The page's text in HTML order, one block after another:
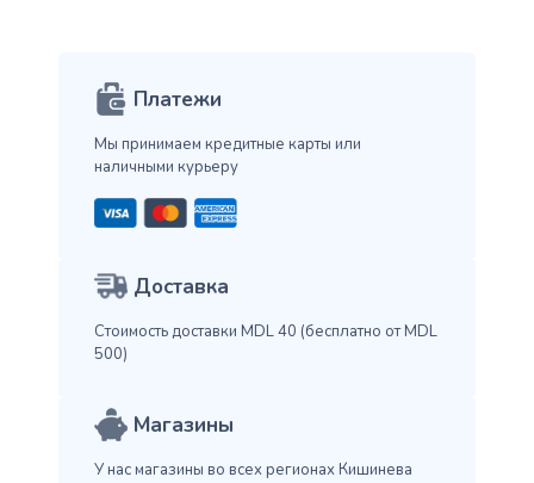
Платежи
Мы принимаем кредитные карты или
наличными курьеру
Доставка
Стоимость доставки MDL 40 (бесплатно от MDL
500)
Магазины
У нас магазины во всех регионах Кишинева